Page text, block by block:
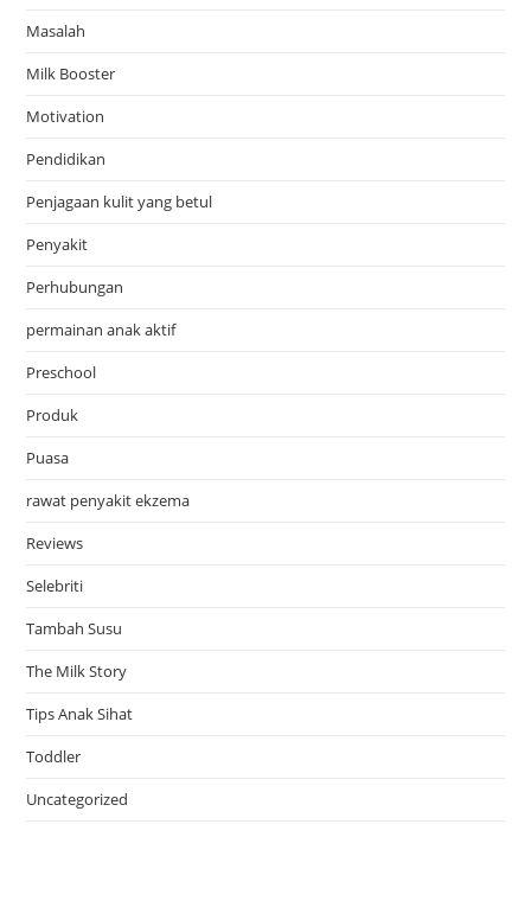
Masalah
Milk Booster
Motivation
Pendidikan
Penjagaan kulit yang betul
Penyakit
Perhubungan
permainan anak aktif
Preschool
Produk
Puasa
rawat penyakit ekzema
Reviews
Selebriti
Tambah Susu
The Milk Story
Tips Anak Sihat
Toddler
Uncategorized